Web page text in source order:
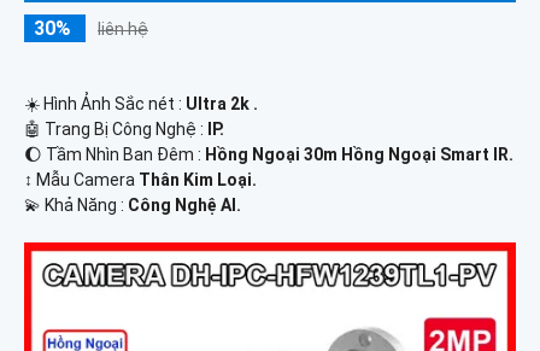
30% liên hệ
☀️ Hình Ảnh Sắc nét : Ultra 2k .
🤖️ Trang Bị Công Nghệ :
IP.
🌔 Tầm Nhìn Ban Đêm : Hồng Ngoại 30m Hồng Ngoại Smart IR.
↕️ Mẫu Camera Thân Kim Loại.
️💫 Khả Năng : Công Nghệ AI.